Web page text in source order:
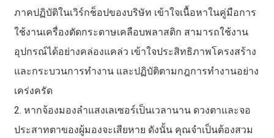
ภาคปฏิบัติในเวิร์กช็อปของบริษัท เข้าใจเนื้อหาในคู่มือการ
ใช้งานเครื่องตัดกระดาษเคลือบพลาสติก สามารถใช้งาน
อุปกรณ์ได้อย่างคล่องแคล่ว เข้าใจประสิทธิภาพโครงสร้าง
และกระบวนการทำงาน และปฏิบัติตามกฎการทำงานอย่าง
เคร่งครัด
2. หากจ้องมองลำแสงเลเซอร์เป็นเวลานาน ดวงตาและจอ
ประสาทตาของผู้มองจะเสียหาย ดังนั้น คุณจำเป็นต้องสวม